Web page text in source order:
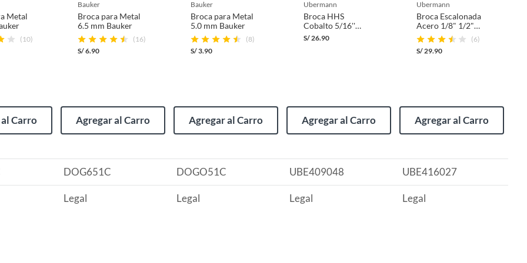
devolución y cambio:
y otros productos para asfalto.
tecnología, línea blanca, colchones, muebles,
(sin rayas, piquetes, abolladuras, manchas,
Metal
(10)
Carro
bauker
Broca para Metal
6.5 mm Bauker
(16)
S/6.90
Agregar al Carro
bauker
Broca para Metal
5.0 mm Bauker
(8)
S/3.90
Agregar al Carro
ubermann
Broca HHS
Cobalto 5/16''
Ubermann.
S/ 26.90
Agregar al Carro
ubermann
Broca Escalonada
Acero 1/8" 1/2"
Ubermann
(6)
S/ 29.90
Agregar al Carro
DOG651C DOGO51C UBE409048 UBE416027
Legal Legal Legal Legal